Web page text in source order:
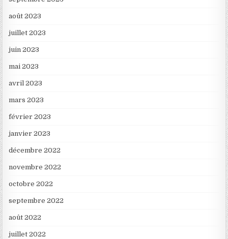
août 2023
juillet 2023
juin 2023
mai 2023
avril 2023
mars 2023
février 2023
janvier 2023
décembre 2022
novembre 2022
octobre 2022
septembre 2022
août 2022
juillet 2022